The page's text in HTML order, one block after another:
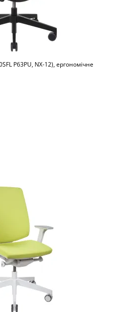
P63PU, NX-12), ергономічне